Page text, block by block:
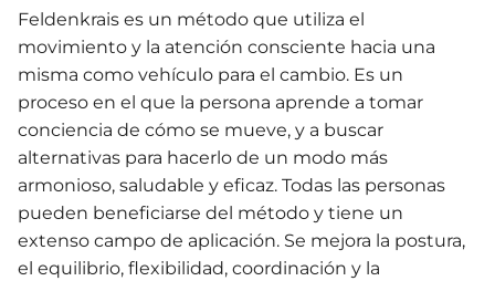
Feldenkrais es un método que utiliza el
movimiento y la atención consciente hacia una
misma como vehículo para el cambio. Es un
proceso en el que la persona aprende a tomar
conciencia de cómo se mueve, y a buscar
alternativas para hacerlo de un modo más
armonioso, saludable y eficaz. Todas las personas
pueden beneficiarse del método y tiene un
extenso campo de aplicación. Se mejora la postura,
el equilibrio, flexibilidad, coordinación y la